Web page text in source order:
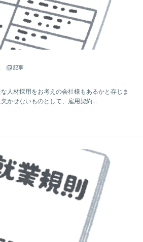
記事
人材採用をお考えの会社様もあるかと存じま
かせないものとして、雇用契約...